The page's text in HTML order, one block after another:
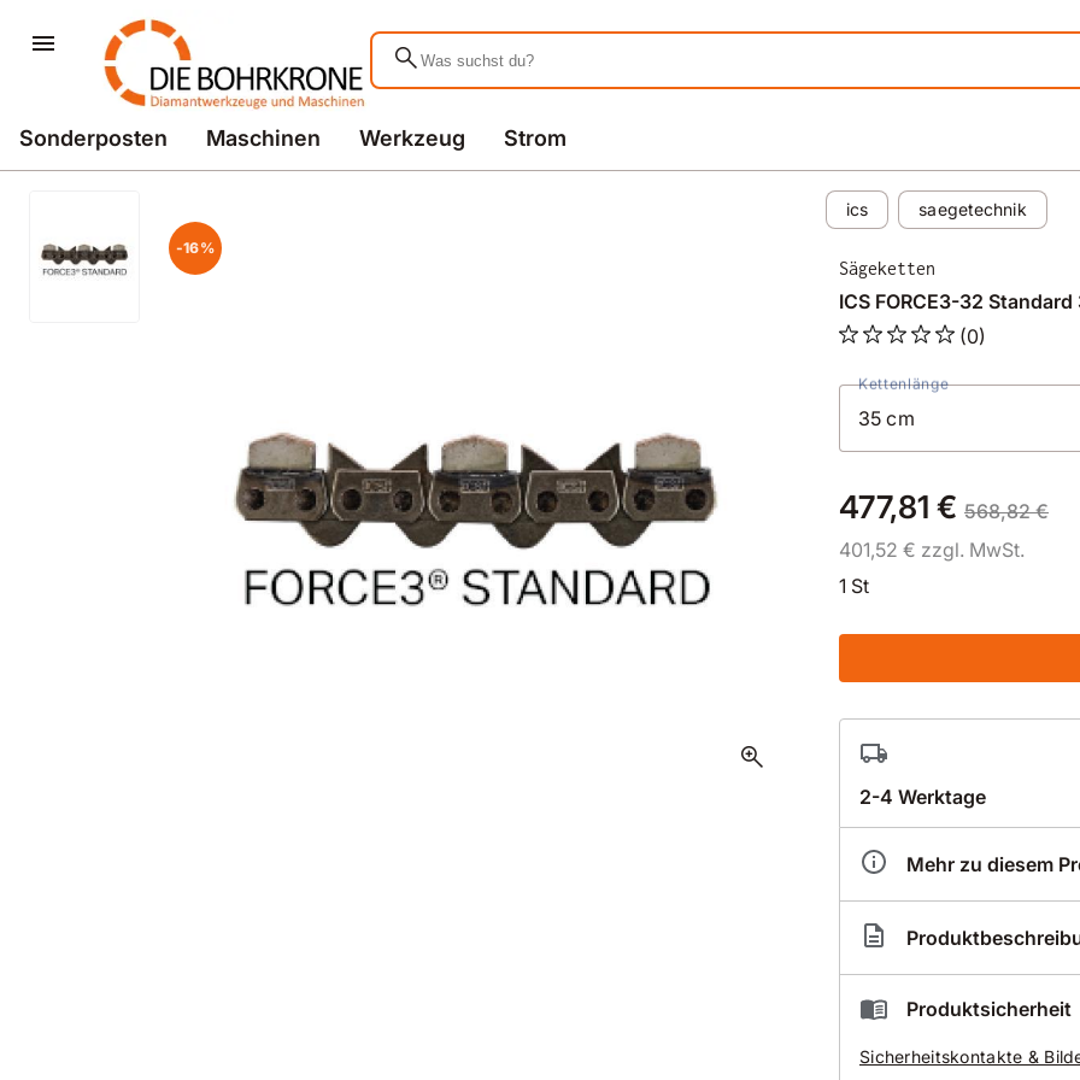
search
Sonderposten Maschinen Werkzeug Strom
-16%
zoom_in
ics saegetechnik
Sägeketten
ICS FORCE3-32
(0)
Kettenlänge
477,81 € 568,82 €
401,52 € zzgl. MwSt.
1 St
2-4 Werktage
Mehr zu diesem
Artikelnummer
ICS FORCE3 Standard
Die universelle Kette für
Produktsicherheit
Sicherheitskontakte &